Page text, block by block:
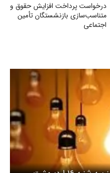
درخواست پرداخت افزایش حقوق و
متناسب‌سازی بازنشستگان تأمین
اجتماعی